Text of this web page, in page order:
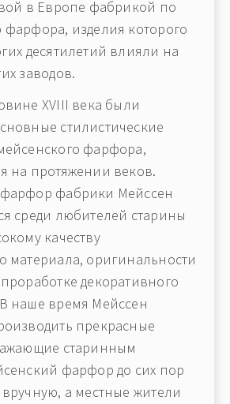
в Европе фабрикой по
фарфора, изделия которого
десятилетий влияли на
заводов.
XVIII века были
стилистические
фарфора,
на протяжении веков.
фабрики Мейcсен
среди любителей старины
качеству
материала, оригинальности
декоративного
наше время Мейcсен
прекрасные
старинным
фарфор до сих пор
а местные жители